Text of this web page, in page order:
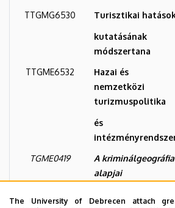
TTGMG6530 Turisztikai
kutatásának
módszertana
TTGME6532
Hazai és
nemzetközi
turizmuspolitika
és
TGME0419
A kriminálgeográfia
alapjai
The University of Debrecen attach